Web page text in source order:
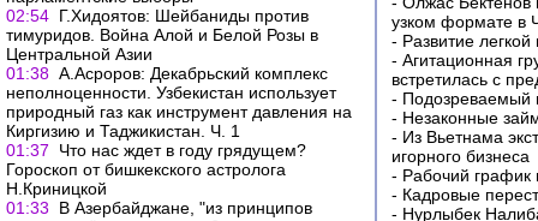
02:54 Г.Хидоятов: Шейбаниды против
тимуридов. Война Алой и Белой Розы в
Центральной Азии
01:38 А.Асроров: Декабрьский комплекс
неполноценности. Узбекистан использует
природный газ как инструмент давления на
Киргизию и Таджикистан. Ч. 1
01:37
Что нас ждет в году грядущем?
Гороскоп от бишкекского астролога
Н.Криницкой
01:33
В Азербайджане, "из принципов
узком формате в
- Развитие
- Агитационная
встретилась с
- Подозреваемый
- Незаконные
- Из Вьетнама
игорного бизнеса
- Рабочий график
- Кадровые
- Нурлыбек